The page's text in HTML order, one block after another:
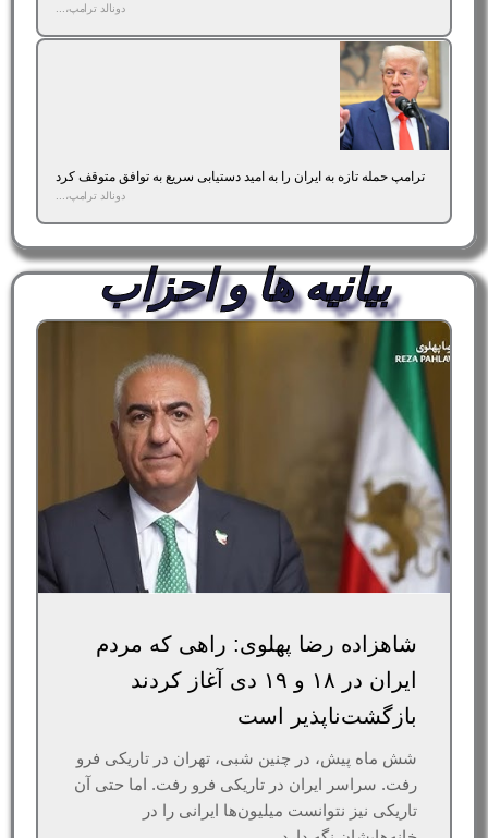
دونالد ترامپ،...
ترامپ حمله تازه به ایران را به امید دستیابی سریع به توافق متوقف کرد
دونالد ترامپ،...
بیانیه ها و احزاب
شاهزاده رضا پهلوی: راهی که مردم
ایران در ۱۸ و ۱۹ دی آغاز کردند
بازگشت‌ناپذیر است
شش ماه پیش، در چنین شبی، تهران در تاریکی فرو
رفت. سراسر ایران در تاریکی فرو رفت. اما حتی آن
تاریکی نیز نتوانست میلیون‌ها ایرانی را در